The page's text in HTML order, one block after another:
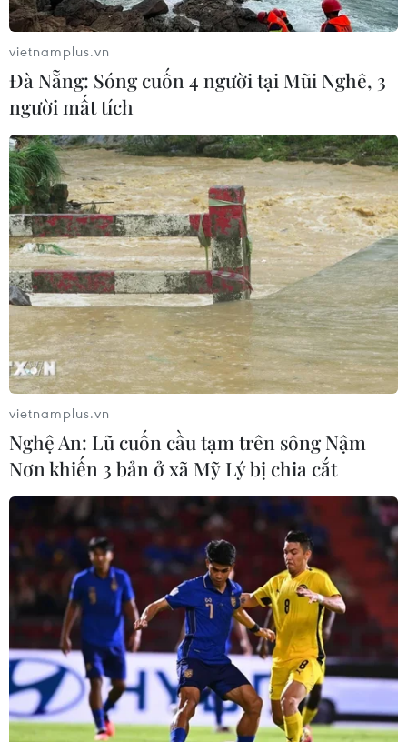
Hải quân Maroc giải cứu 141 người di cư
lênh đênh ở Đại Tây Dương
19/02/2024 02:19
Sau khi chiếc thuyền của những người di cư mắc cạn
cách cảng Dakhla khoảng 275 km, họ đã gửi tín hiệu
cấp cứu và được chính quyền Maroc tiếp nhận.
vietnamplus.vn
Đà Nẵng: Sóng cuốn 4 người tại Mũi Nghê, 3
người mất tích
vietnamplus.vn
Nghệ An: Lũ cuốn cầu tạm trên sông Nậm
Nơn khiến 3 bản ở xã Mỹ Lý bị chia cắt